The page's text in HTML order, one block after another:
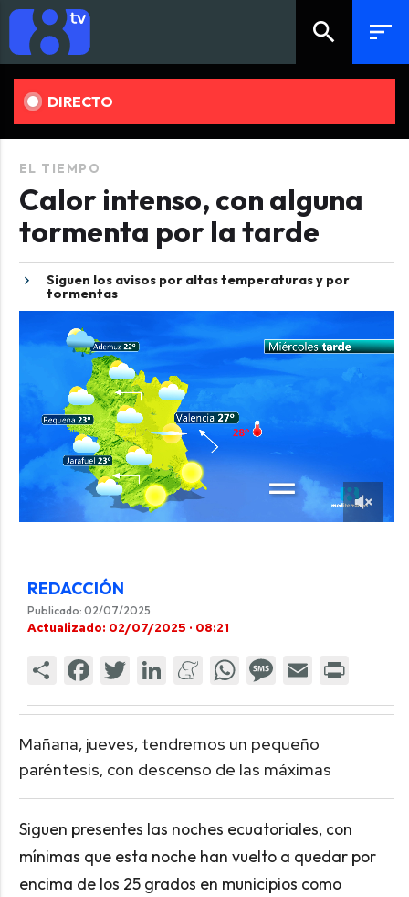
search sort
DIRECTO
EL TIEMPO
Calor intenso, con alguna
tormenta por la tarde
Siguen los avisos por altas temperaturas y por
tormentas
REDACCIÓN
Publicado: 02/07/2025
Actualizado: 02/07/2025 · 08:21
Mañana, jueves, tendremos un pequeño
paréntesis, con descenso de las máximas
Siguen presentes las noches ecuatoriales, con
mínimas que esta noche han vuelto a quedar por
encima de los 25 grados en municipios como